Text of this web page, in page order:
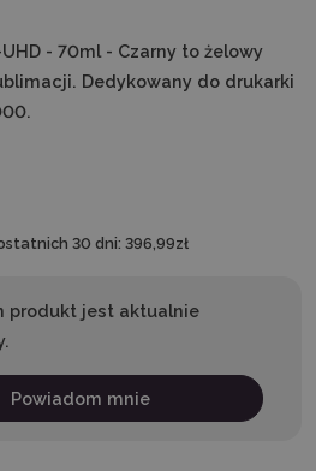
- 70ml - Czarny to żelowy
Dedykowany do drukarki
30 dni: 396,99zł
produkt jest aktualnie
Powiadom mnie